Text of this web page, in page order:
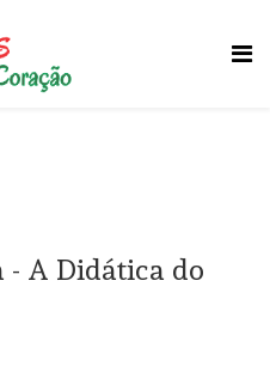
- A Didática do